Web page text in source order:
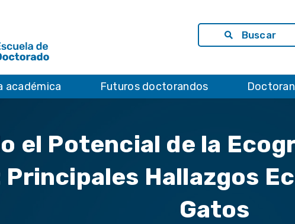
Buscar
académica Futuros doctorandos
el Potencial de la
Principales Hallazgos
Gatos